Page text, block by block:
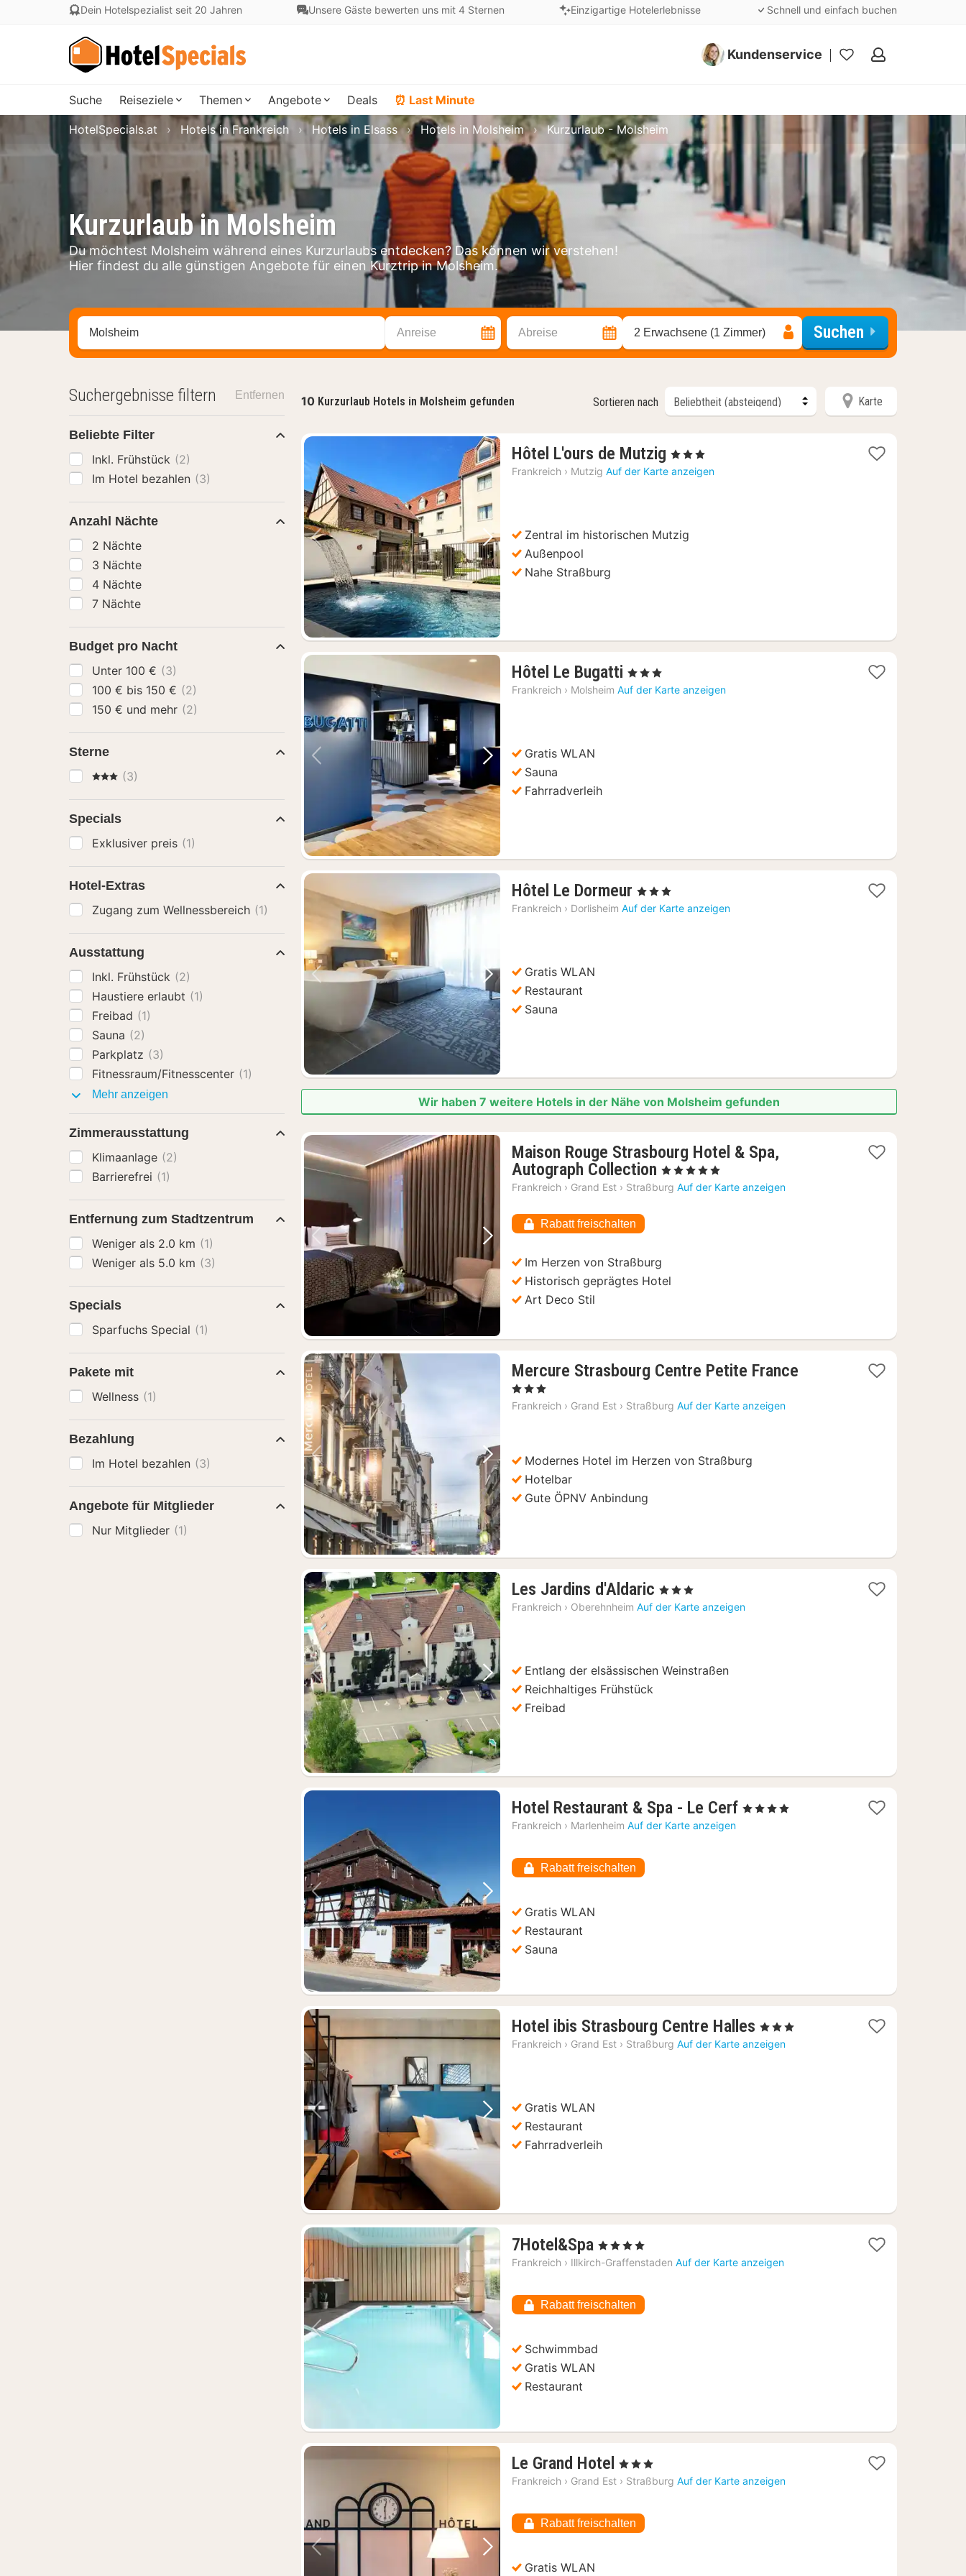
Dein Hotelspezialist seit 20 Jahren Unsere Gäste bewerten uns mit 4 Sternen Einzigartige Hotelerlebnisse Schnell und einfach buchen
Kundenservice
Meine
Suche Reiseziele Themen Angebote Deals ⏰ Last Minute
Kurzurlaub in Molsheim
Du möchtest Molsheim während eines Kurzurlaubs entdecken? Das können wir verstehen!
Hier findest du alle günstigen Angebote für einen Kurztrip in Molsheim.
HotelSpecials.at Hotels in Frankreich Hotels in Elsass Hotels in Molsheim Kurzurlaub - Molsheim
Stadt, Region oder Hotel suchen Anreise Abreise 2 Erwachsene (1 Zimmer) Suchen
10 Kurzurlaub Hotels in Molsheim gefunden Sortieren nach Karte
Vorheriges Bild Nächstes Bild
Hôtel L'ours de Mutzig 1
Nacht
, 3 Sterne
Frankreich › Mutzig Auf der Karte anzeigen
Zentral im historischen Mutzig
Außenpool
Nahe Straßburg
Vorheriges Bild Nächstes Bild
Hôtel Le Bugatti 1
Nacht
, 3 Sterne
Frankreich › Molsheim Auf der Karte anzeigen
Gratis WLAN
Sauna
Fahrradverleih
Vorheriges Bild Nächstes Bild
Hôtel Le Dormeur 1
Nacht
, 3 Sterne
Frankreich › Dorlisheim Auf der Karte anzeigen
Gratis WLAN
Restaurant
Sauna
Wir haben 7 weitere Hotels in der Nähe von Molsheim gefunden
Vorheriges Bild Nächstes Bild
Maison Rouge Strasbourg Hotel & Spa,
Autograph Collection 1
Nacht
, 5 Sterne
Frankreich › Grand Est › Straßburg Auf der Karte anzeigen
Rabatt freischalten
Im Herzen von Straßburg
Historisch geprägtes Hotel
Art Deco Stil
Vorheriges Bild Nächstes Bild
Mercure Strasbourg Centre Petite France
, 3 Sterne
Frankreich › Grand Est › Straßburg Auf der Karte anzeigen
Modernes Hotel im Herzen von Straßburg
Hotelbar
Gute ÖPNV Anbindung
Vorheriges Bild Nächstes Bild
Les Jardins d'Aldaric 1
Nacht
, 3 Sterne
Frankreich › Oberehnheim Auf der Karte anzeigen
Entlang der elsässischen Weinstraßen
Reichhaltiges Frühstück
Freibad
Vorheriges Bild Nächstes Bild
Hotel Restaurant & Spa - Le Cerf 1
, 4 Sterne
Frankreich › Marlenheim Auf der Karte anzeigen
Rabatt freischalten
Gratis WLAN
Restaurant
Sauna
Vorheriges Bild Nächstes Bild
Hotel ibis Strasbourg Centre Halles 1
Nacht
, 3 Sterne
Frankreich › Grand Est › Straßburg Auf der Karte anzeigen
Gratis WLAN
Restaurant
Fahrradverleih
Vorheriges Bild Nächstes Bild
7Hotel&Spa 1
Nacht
77,64
€
, 4 Sterne
Frankreich › Illkirch-Graffenstaden Auf der Karte anzeigen
Rabatt freischalten
Schwimmbad
Gratis WLAN
Restaurant
Nächstes Bild
Le Grand Hotel 1
Nacht
96,98
€
, 3 Sterne
Frankreich › Grand Est › Straßburg Auf der Karte anzeigen
Rabatt freischalten
Gratis WLAN
Suchergebnisse filtern Entfernen
Beliebte Filter
Inkl. Frühstück (2)
Im Hotel bezahlen (3)
Anzahl Nächte
2 Nächte
3 Nächte
4 Nächte
7 Nächte
Budget pro Nacht
Unter 100 € (3)
100 € bis 150 € (2)
150 € und mehr (2)
Sterne
3 Sterne
(3)
Specials
Exklusiver preis (1)
Hotel-Extras
Zugang zum Wellnessbereich (1)
Ausstattung
Inkl. Frühstück (2)
Haustiere erlaubt (1)
Freibad (1)
Sauna (2)
Parkplatz (3)
Fitnessraum/Fitnesscenter (1)
Mehr anzeigen
Zimmerausstattung
Klimaanlage (2)
Barrierefrei (1)
Entfernung zum Stadtzentrum
Weniger als 2.0 km (1)
Weniger als 5.0 km (3)
Specials
Sparfuchs Special (1)
Pakete mit
Wellness (1)
Bezahlung
Im Hotel bezahlen (3)
Angebote für Mitglieder
Nur Mitglieder (1)